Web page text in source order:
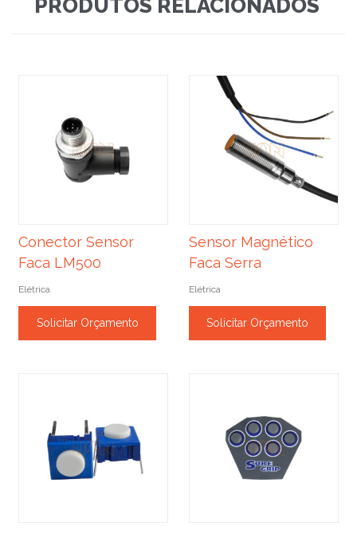
PRODUTOS RELACIONADOS
Conector Sensor
Faca LM500
Elétrica
Solicitar Orçamento
Sensor Magnético
Faca Serra
Elétrica
Solicitar Orçamento